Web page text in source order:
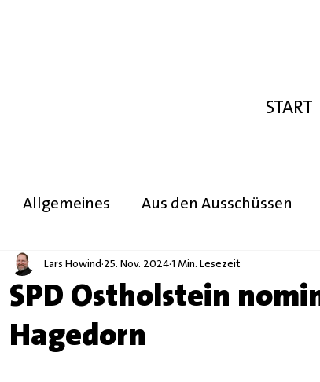
START
Allgemeines Aus den Ausschüssen
SPD Ostholstein
Hagedorn
Lars Howind 25. Nov. 2024 1 Min. Lesezeit